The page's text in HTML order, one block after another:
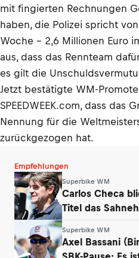
mit fingierten Rechnungen
haben, die Polizei spricht
Woche – 2,6 Millionen Euro
aus, dass das Rennteam
es gilt die
Jetzt bestätigte WM-
SPEEDWEEK.com, dass das
Nennung für die
zurückgezogen hat.
Empfehlungen
Superbike WM
Carlos Checa
Titel das
Superbike WM
Axel Bassani